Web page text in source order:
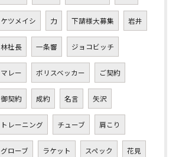
ケツメイシ 力 下請様大募集 岩井
林社長 一条響 ジョコビッチ
マレー ボリスベッカー ご契約
御契約 成約 名言 矢沢
トレーニング チューブ 肩こり
グローブ ラケット スペック 花見